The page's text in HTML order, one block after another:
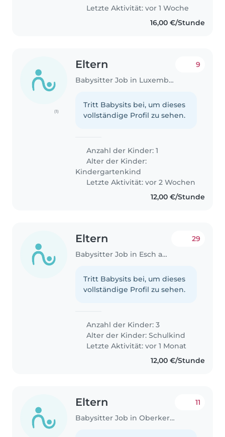
Letzte Aktivität: vor 1 Woche
16,00 €/Stunde
(1)
Eltern
Babysitter Job in Luxemburg
9
Tritt Babysits bei, um dieses
vollständige Profil zu sehen.
Anzahl der Kinder: 1
Alter der Kinder:
Kindergartenkind
Letzte Aktivität: vor 2 Wochen
12,00 €/Stunde
Eltern
Babysitter Job in Esch an der Alzette
29
Tritt Babysits bei, um dieses
vollständige Profil zu sehen.
Anzahl der Kinder: 3
Alter der Kinder:Schulkind
Letzte Aktivität: vor 1 Monat
12,00 €/Stunde
Eltern
Babysitter Job in Oberkerschen
11